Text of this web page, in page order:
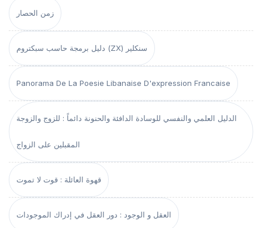
زمن الحصار
دليل برمجة حاسب سبكتروم (ZX) سنكلير
Panorama De La Poesie Libanaise D'expression Francaise
الدليل العلمي والنفسي للوسادة الدافئة والحنونة دائماً : للزوج والزوجة
المقبلين على الزواج
قهوة العائلة : قوت لا تموت
العقل و الوجود : دور العقل في إدراك الموجودات